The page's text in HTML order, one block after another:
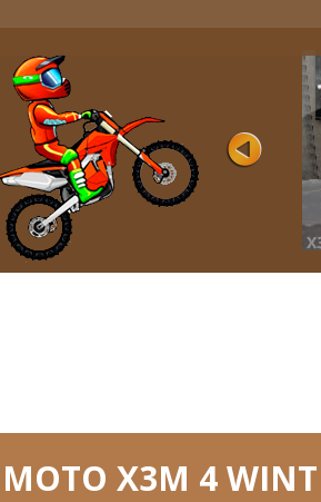
OFFROAD
Rating
¿Estás listo para probar una loca carrera
offroad para verdaderos maestros?
¡Prepárate ...
JUGAR AHORA
MOTO X3M 4